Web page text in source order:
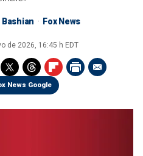
Bashian Fox News
de 2026, 16:45 h EDT
News Google